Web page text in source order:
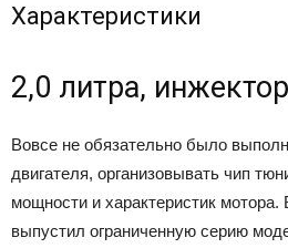
Характеристики
2,0 литра, инжектор
Вовсе не обязательно было
двигателя, организовывать чип
мощности и характеристик
выпустил ограниченную серию